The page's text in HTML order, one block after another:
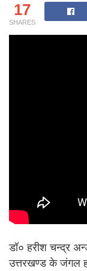
17
SHARES
डॉ० हरीश चन्द्र
उत्तरखण्ड के जंगल